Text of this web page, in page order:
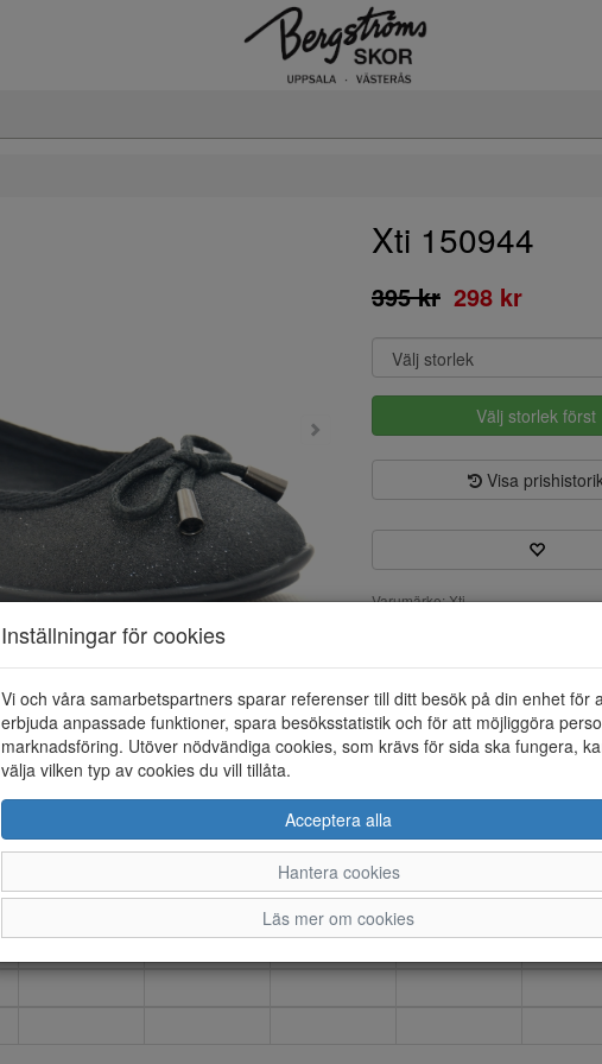
Xti 150944
395 kr 298 kr
Välj storlek först
Visa
Varumärke: Xti
Färg: Svart
Ballerina sko i syntet. 100 %
28 29 30 31
32
Inställningar för cookies
Vi och våra samarbetspartners sparar referenser till ditt besök på din enhet för
erbjuda anpassade funktioner, spara besöksstatistik och för att möjliggöra
marknadsföring. Utöver nödvändiga cookies, som krävs för sida ska fungera,
välja vilken typ av cookies du vill tillåta.
Acceptera alla
Hantera cookies
Läs mer om cookies